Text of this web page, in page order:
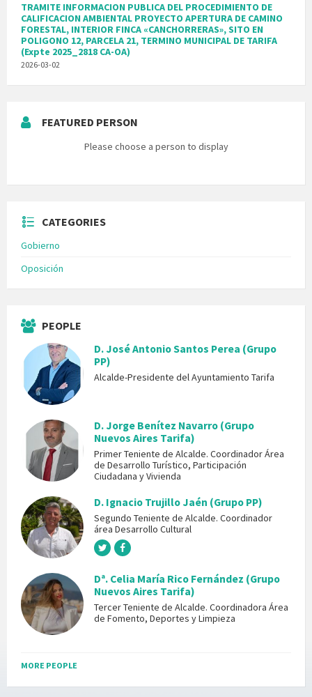
TRAMITE INFORMACION PUBLICA DEL PROCEDIMIENTO DE
CALIFICACION AMBIENTAL PROYECTO APERTURA DE CAMINO
FORESTAL, INTERIOR FINCA «CANCHORRERAS», SITO EN
POLIGONO 12, PARCELA 21, TERMINO MUNICIPAL DE TARIFA
(Expte 2025_2818 CA-OA)
2026-03-02
FEATURED PERSON
Please choose a person to display
CATEGORIES
Gobierno
Oposición
PEOPLE
D. José Antonio Santos Perea (Grupo
PP)
Alcalde-Presidente del Ayuntamiento Tarifa
D. Jorge Benítez Navarro (Grupo
Nuevos Aires Tarifa)
Primer Teniente de Alcalde. Coordinador Área
de Desarrollo Turístico, Participación
Ciudadana y Vivienda
D. Ignacio Trujillo Jaén (Grupo PP)
Segundo Teniente de Alcalde. Coordinador
área Desarrollo Cultural
Dª. Celia María Rico Fernández (Grupo
Nuevos Aires Tarifa)
Tercer Teniente de Alcalde. Coordinadora Área
de Fomento, Deportes y Limpieza
MORE PEOPLE